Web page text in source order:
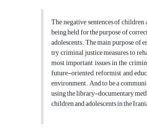
The negative sentences of
being held for the purpose of
adolescents. The main purpose of
try criminal justice measures to
most important issues in the
future-oriented, reformist and
environment. And to be a
using the library-documentary
children and adolescents in the